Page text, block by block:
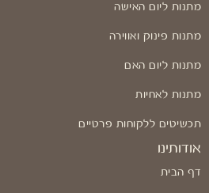
מתנות ליום האישה
מתנות פינוק ואווירה
מתנות ליום האם
מתנות לאחיות
תכשיטים ללקוחות פרטיים
אודותינו
דף הבית